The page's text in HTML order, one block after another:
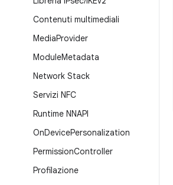
Contenuti multimediali
MediaProvider
ModuleMetadata
Network Stack
Servizi NFC
Runtime NNAPI
OnDevicePersonalization
PermissionController
Profilazione